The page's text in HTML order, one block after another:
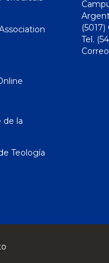
de la
Teología
Tel.